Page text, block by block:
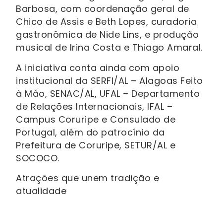
Barbosa, com coordenação geral de
Chico de Assis e Beth Lopes, curadoria
gastronômica de Nide Lins, e produção
musical de Irina Costa e Thiago Amaral.
A iniciativa conta ainda com apoio
institucional da SERFI/AL – Alagoas Feito
à Mão, SENAC/AL, UFAL – Departamento
de Relações Internacionais, IFAL –
Campus Coruripe e Consulado de
Portugal, além do patrocínio da
Prefeitura de Coruripe, SETUR/AL e
SOCOCO.
Atrações que unem tradição e
atualidade